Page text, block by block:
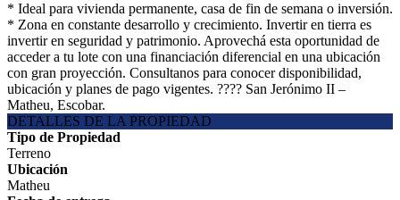
* Ideal para vivienda permanente, casa de fin de semana o inversión.
* Zona en constante desarrollo y crecimiento. Invertir en tierra es
invertir en seguridad y patrimonio. Aprovechá esta oportunidad de
acceder a tu lote con una financiación diferencial en una ubicación
con gran proyección. Consultanos para conocer disponibilidad,
ubicación y planes de pago vigentes. ???? San Jerónimo II –
Matheu, Escobar.
DETALLES DE LA PROPIEDAD
Tipo de Propiedad
Terreno
Ubicación
Matheu